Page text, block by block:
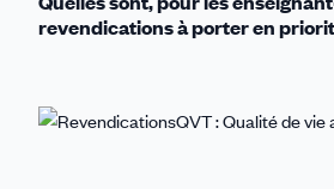
revendications à porter en
QVT : Qualité de vie